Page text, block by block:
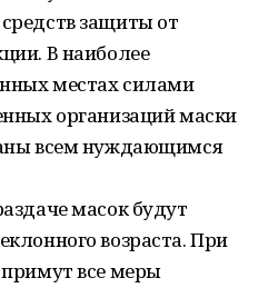
защиты от
В наиболее
местах силами
организаций маски
всем нуждающимся
масок будут
возраста. При
все меры